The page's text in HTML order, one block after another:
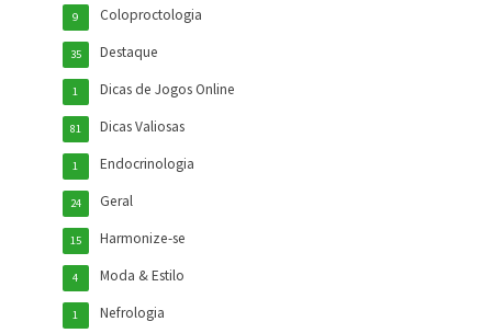
Coloproctologia
9
Destaque
35
Dicas de Jogos Online
1
Dicas Valiosas
81
Endocrinologia
1
Geral
24
Harmonize-se
15
Moda & Estilo
4
Nefrologia
1